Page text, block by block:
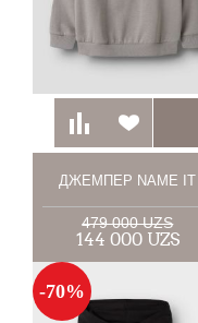
ДЖЕМПЕР NAME IT
479 000 UZS
144 000 UZS
-70%